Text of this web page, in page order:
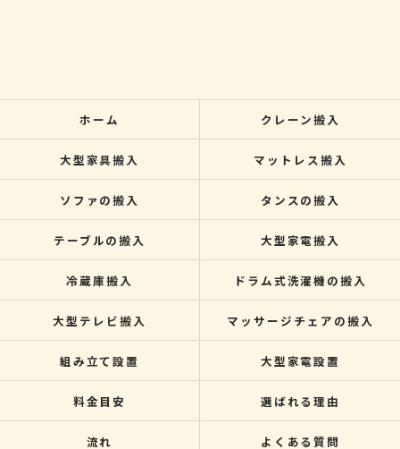
ホーム クレーン搬入
大型家具搬入 マットレス搬入
ソファの搬入 タンスの搬入
テーブルの搬入 大型家電搬入
冷蔵庫搬入 ドラム式洗濯機の搬入
大型テレビ搬入 マッサージチェアの搬入
組み立て設置 大型家電設置
料金目安 選ばれる理由
流れ よくある質問